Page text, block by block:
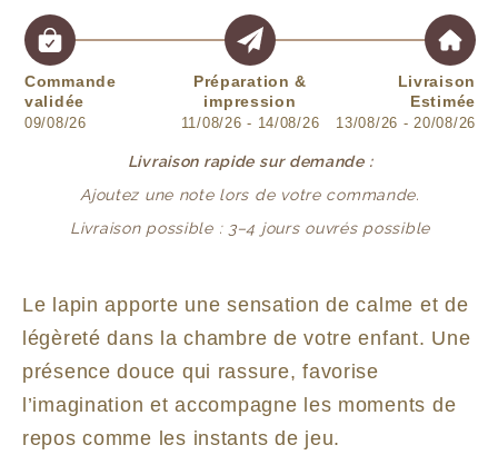
Commande
validée
09/08/26
Préparation &
impression
11/08/26 - 14/08/26
Livraison
Estimée
13/08/26 - 20/08/26
Livraison rapide sur demande :
Ajoutez une note lors de votre commande.
Livraison possible : 3–4 jours ouvrés possible
Le lapin apporte une sensation de calme et de
légèreté dans la chambre de votre enfant. Une
présence douce qui rassure, favorise
l’imagination et accompagne les moments de
repos comme les instants de jeu.